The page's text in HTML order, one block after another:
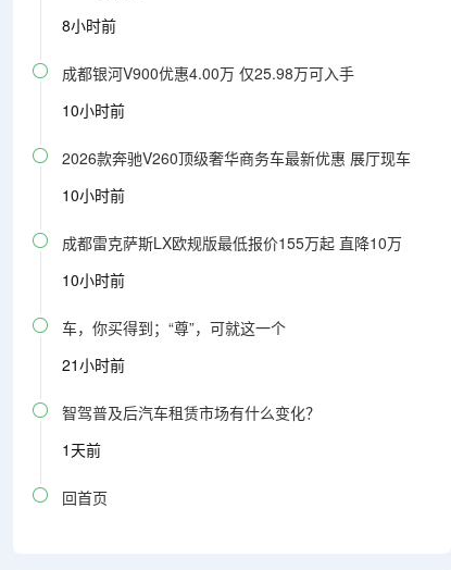
8小时前

成都银河V900优惠4.00万 仅25.98万可入手
10小时前

2026款奔驰V260顶级奢华商务车最新优惠 展厅现车
10小时前

成都雷克萨斯LX欧规版最低报价155万起 直降10万
10小时前

车，你买得到；“尊”，可就这一个
21小时前

智驾普及后汽车租赁市场有什么变化？
1天前
 回首页